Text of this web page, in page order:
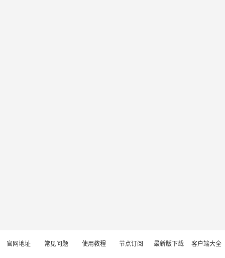
官网地址 常见问题 使用教程 节点订阅 最新版下载 客户端大全